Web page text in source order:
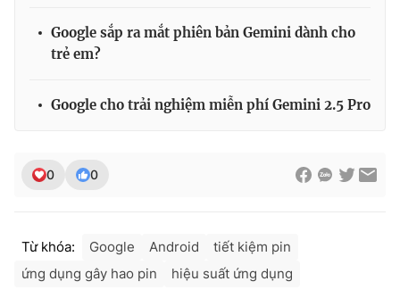
Google sắp ra mắt phiên bản Gemini dành cho
trẻ em?
Google cho trải nghiệm miễn phí Gemini 2.5 Pro
0 0
Từ khóa: Google Android
tiết kiệm pin
ứng dụng gây hao pin
hiệu suất ứng dụng